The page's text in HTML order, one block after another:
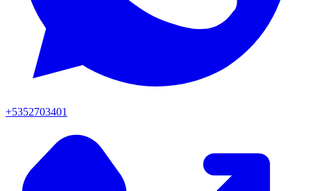
+5352703401